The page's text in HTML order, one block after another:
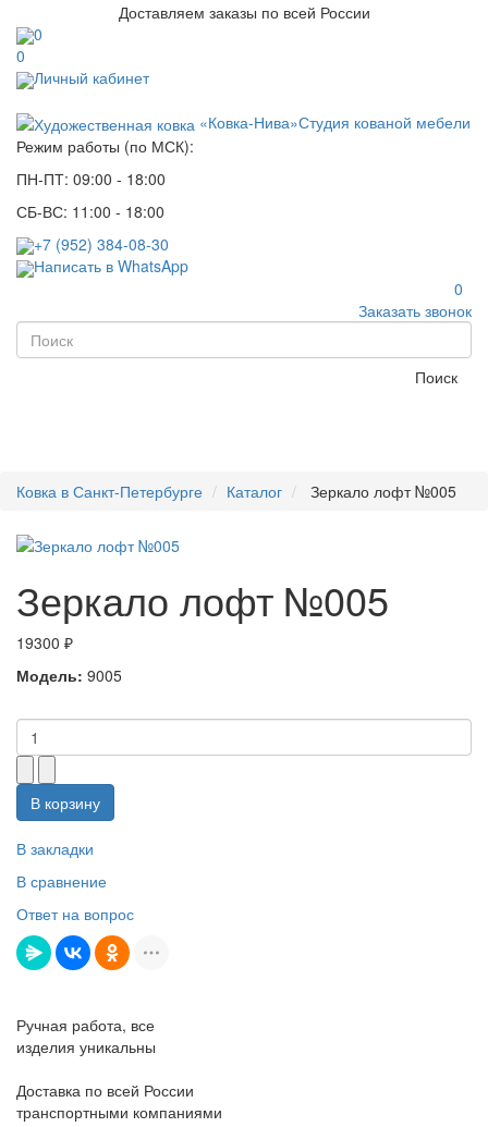
Доставляем заказы по всей России
0
0
Личный кабинет
«Ковка-Нива»Студия кованой мебели
Режим работы (по МСК):
ПН-ПТ: 09:00 - 18:00
СБ-ВС: 11:00 - 18:00
+7 (952) 384-08-30
Написать в WhatsApp
0
Заказать звонок
Поиск
Ковка в Санкт-Петербурге Каталог Зеркало лофт №005
Зеркало лофт №005
19300 ₽
Модель: 9005
В корзину
В закладки
В сравнение
Ответ на вопрос
Ручная работа, все
изделия уникальны
Доставка по всей России
транспортными компаниями